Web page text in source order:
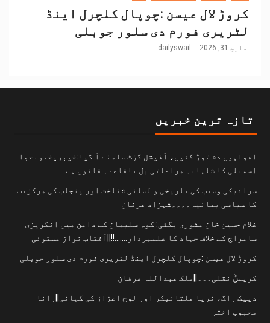
کروڑ لال عیسن :چوپال کلچرل اینڈ
لٹریری فورم دی سلور جوبلی
مارچ 31, 2026 dailyswail
تازہ ترین خبریں
افواہیں دم توڑ گئیں، آفیشل گزٹ سامنے آ گیا:خیبرپختونخوا
اسمبلی کا شاہانہ مراعاتی بل باقاعدہ قانون ہے
سرائیکی وسیب کی تاریخی و لسانی شناخت اور پنجاب کی مرکزیت
کا سیاسی بیانیہ۔۔۔۔شہزاد عرفان
غلام حسین خان مشوری بگٹی: کوہ سلیمان کے دامن میں انگریزی
سامراج کے خلاف جہاد کا علمبردار…….!!||آفتاب نواز مستوئی
کروڑ لال عیسن :چوپال کلچرل اینڈ لٹریری فورم دی سلور جوبلی
کریمݨ نقلی۔۔۔||ملک عبداللہ عرفان
دیپک راگ، ثریا ملتانیکر اور لوح اعزاز کی کہانی||رانا
محبوب اختر